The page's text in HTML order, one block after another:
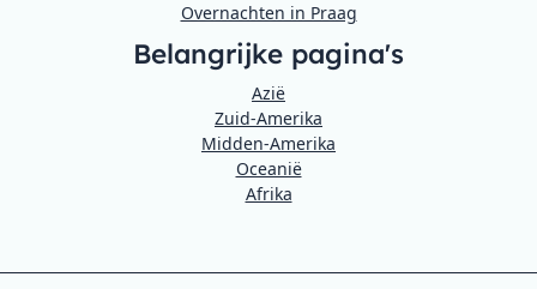
Overnachten in Praag
Belangrijke pagina's
Azië
Zuid-Amerika
Midden-Amerika
Oceanië
Afrika